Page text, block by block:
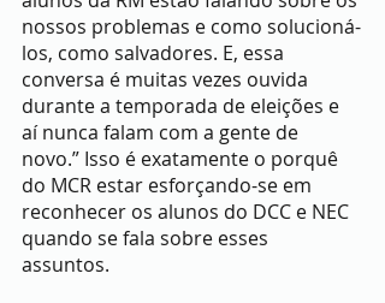
nossos problemas e como solucioná-
los, como salvadores. E, essa
conversa é muitas vezes ouvida
durante a temporada de eleições e
aí nunca falam com a gente de
novo.” Isso é exatamente o porquê
do MCR estar esforçando-se em
reconhecer os alunos do DCC e NEC
quando se fala sobre esses
assuntos.